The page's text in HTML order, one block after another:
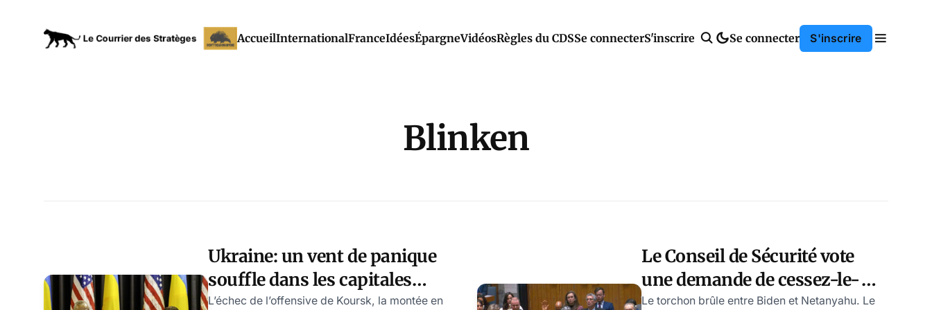
AccueilInternationalFranceIdéesÉpargneVidéosRègles du CDSSe connecterS'inscrire Se connecter S'inscrire
Blinken
Ukraine: un vent de panique
souffle dans les capitales
occidentales
L’échec de l’offensive de Koursk, la montée en
Le Conseil de Sécurité vote
une demande de cessez-le-
feu: les USA lâchent-ils
Le torchon brûle entre Biden et Netanyahu. Le